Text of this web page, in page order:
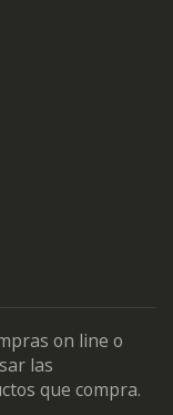
on line o
las
que compra.